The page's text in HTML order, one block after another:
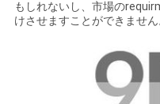
もしれないし、市場の
けさせますことができません